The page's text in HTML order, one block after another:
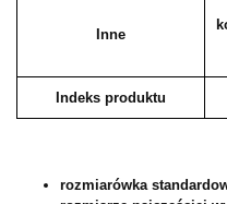
Inne
Indeks produktu
rozmiarówka